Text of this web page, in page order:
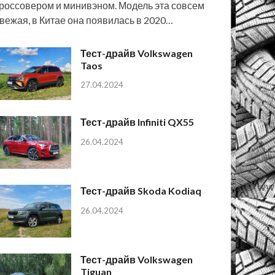
и минивэном. Модель эта совсем
в Китае она появилась в 2020…
Тест-драйв Volkswagen
Taos
27.04.2024
Тест-драйв Infiniti QX55
26.04.2024
Тест-драйв Skoda Kodiaq
26.04.2024
Тест-драйв Volkswagen
Tiguan